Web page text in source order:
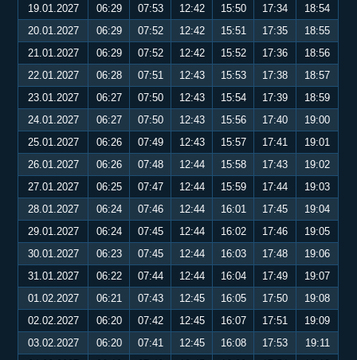
19.01.2027
06:29 07:53 12:42 15:50 17:34
18:54
20.01.2027
06:29 07:52 12:42 15:51 17:35
18:55
21.01.2027
06:29 07:52 12:42 15:52 17:36
18:56
22.01.2027
06:28 07:51 12:43 15:53 17:38
18:57
23.01.2027
06:27 07:50 12:43 15:54 17:39
18:59
24.01.2027
06:27 07:50 12:43 15:56 17:40
19:00
25.01.2027
06:26 07:49 12:43 15:57 17:41
19:01
26.01.2027
06:26 07:48 12:44 15:58 17:43
19:02
27.01.2027
06:25 07:47 12:44 15:59 17:44
19:03
28.01.2027
06:24 07:46 12:44 16:01 17:45
19:04
29.01.2027
06:24 07:45 12:44 16:02 17:46
19:05
30.01.2027
06:23 07:45 12:44 16:03 17:48
19:06
31.01.2027
06:22 07:44 12:44 16:04 17:49
19:07
01.02.2027
06:21 07:43 12:45 16:05 17:50
19:08
02.02.2027
06:20 07:42 12:45 16:07 17:51
19:09
03.02.2027
06:20 07:41 12:45 16:08 17:53
19:11